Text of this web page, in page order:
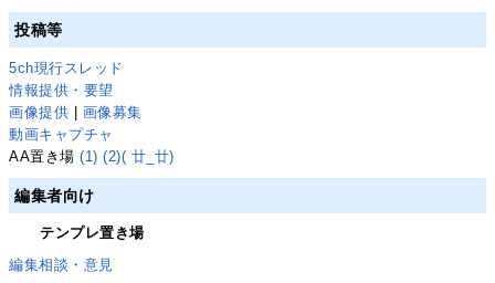
投稿等
5ch現行スレッド
情報提供・要望
画像提供
画像募集
動画キャプチャ
AA置き場(1) (2)( 廿_廿)
編集者向け
テンプレ置き場
編集相談・意見